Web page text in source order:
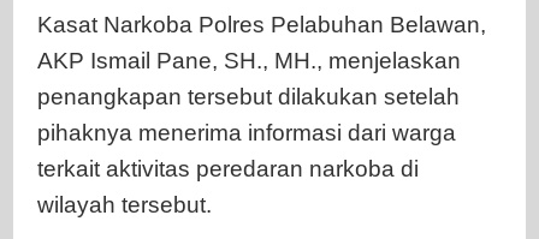
Kasat Narkoba Polres Pelabuhan Belawan,
AKP Ismail Pane, SH., MH., menjelaskan
penangkapan tersebut dilakukan setelah
pihaknya menerima informasi dari warga
terkait aktivitas peredaran narkoba di
wilayah tersebut.